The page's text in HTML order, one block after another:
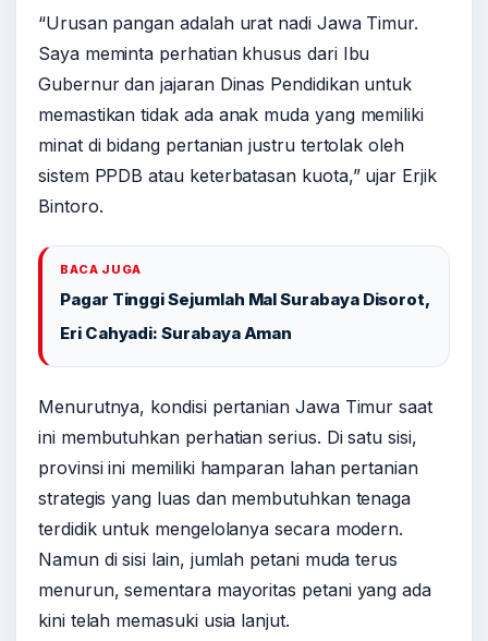
“Urusan pangan adalah urat nadi Jawa Timur.
Saya meminta perhatian khusus dari Ibu
Gubernur dan jajaran Dinas Pendidikan untuk
memastikan tidak ada anak muda yang memiliki
minat di bidang pertanian justru tertolak oleh
sistem PPDB atau keterbatasan kuota,” ujar Erjik
Bintoro.
BACA JUGA
Pagar Tinggi Sejumlah Mal Surabaya Disorot,
Eri Cahyadi: Surabaya Aman
Menurutnya, kondisi pertanian Jawa Timur saat
ini membutuhkan perhatian serius. Di satu sisi,
provinsi ini memiliki hamparan lahan pertanian
strategis yang luas dan membutuhkan tenaga
terdidik untuk mengelolanya secara modern.
Namun di sisi lain, jumlah petani muda terus
menurun, sementara mayoritas petani yang ada
kini telah memasuki usia lanjut.